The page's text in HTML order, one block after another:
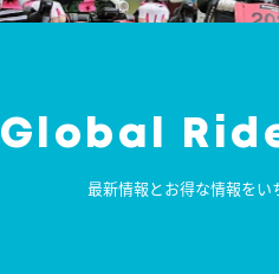
Global
最新情報とお得な情報をい